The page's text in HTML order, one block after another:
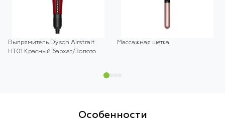
Выпрямитель Dyson Airstrait
HT01 Красный бархат/Золото
Массажная щетка
Особенности